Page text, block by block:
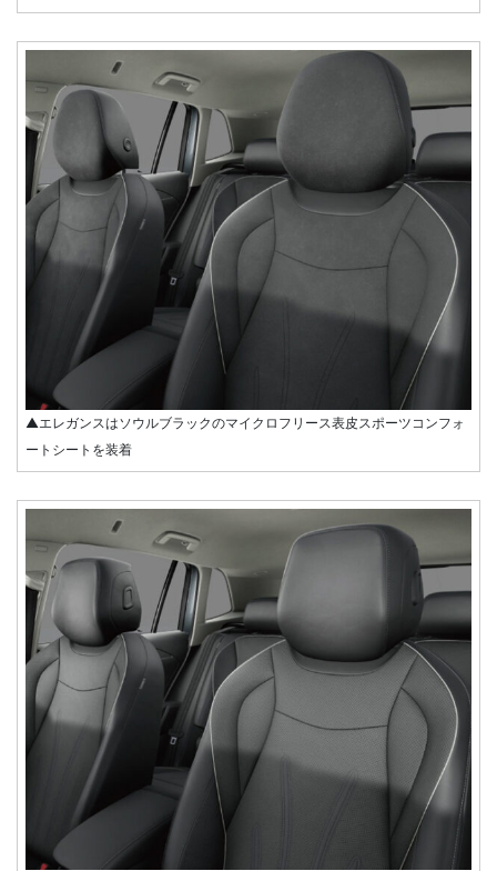
▲エレガンスはソウルブラックのマイクロフリース表皮スポーツコンフォ
ートシートを装着